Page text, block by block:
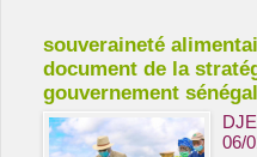
souveraineté
document de la
gouvernement
06/